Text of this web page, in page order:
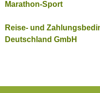
Marathon-Sport
Reise- und
Deutschland GmbH